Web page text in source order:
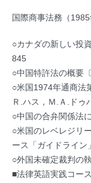
国際商事法務（
○カナダの新しい投
845
○中国特許法の概
○米国1974年通商法
Ｒ.ハス，Ｍ.Ａ.ド
○中国の合弁関係法
○米国のレベレジリ
ース「ガイドライ
○外国未確定裁判の
■法律英語実践コー